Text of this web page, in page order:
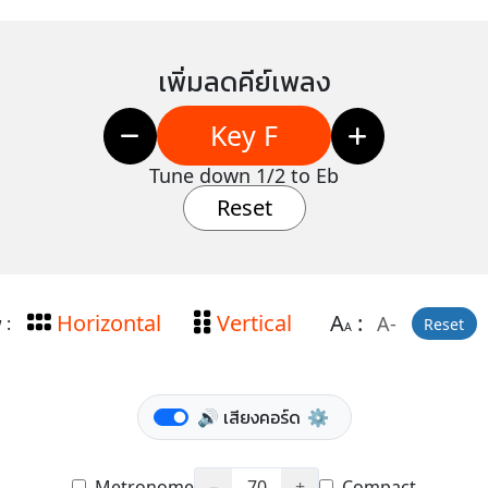
เพิ่มลดคีย์เพลง
Key F
Tune down 1/2 to Eb
Reset
: Horizontal Vertical AA: A- Reset
🔊 เสียงคอร์ด ⚙️